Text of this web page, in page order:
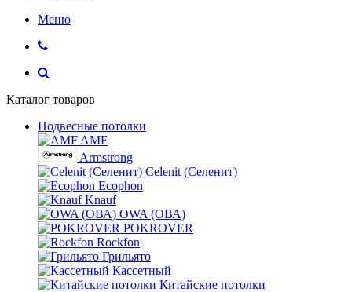
Меню
Каталог товаров
Подвесные потолки
AMF
Armstrong
Celenit (Селенит)
Ecophon
Knauf
OWA (ОВА)
POKROVER
Rockfon
Грильято
Кассетный
Китайские потолки